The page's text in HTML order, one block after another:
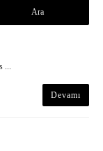
...
Devamı